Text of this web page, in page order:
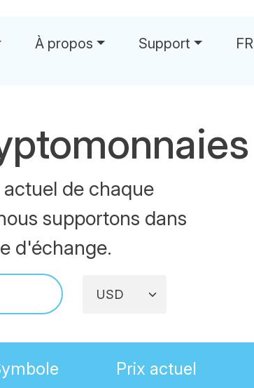
À propos Support FR
de chaque
supportons dans
d'échange.
Prix actuel